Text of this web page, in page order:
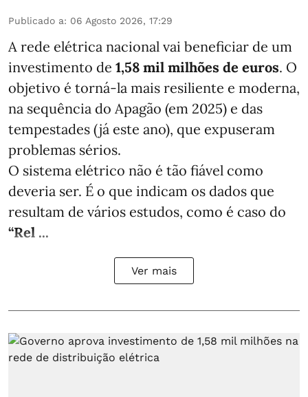
Publicado a: 06 Agosto 2026, 17:29
A rede elétrica nacional vai beneficiar de um
investimento de 1,58 mil milhões de euros. O
objetivo é torná-la mais resiliente e moderna,
na sequência do Apagão (em 2025) e das
tempestades (já este ano), que expuseram
problemas sérios.
O sistema elétrico não é tão fiável como
deveria ser. É o que indicam os dados que
resultam de vários estudos, como é caso do
“Rel ...
Ver mais